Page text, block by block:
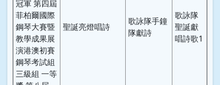
冠軍 第四屆
菲柏爾國際
鋼琴大賽暨
教學成果展
演港澳初賽
鋼琴考試組
三級組 一等
聖誕亮燈唱詩
歌詠隊手鐘
隊獻詩
歌詠隊
聖誕獻
唱詩歌1